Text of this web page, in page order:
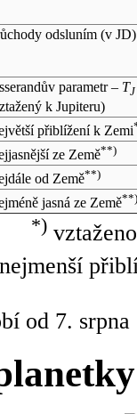
odsluním (v JD)
parametr – TJ
k Jupiteru)
přiblížení k Zemi
ze Země**)
od Země**)
jasná ze Země**)
*)
od 7.